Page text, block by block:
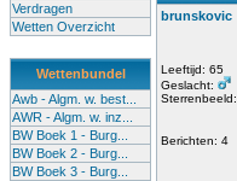
Verdragen
Wetten Overzicht
Wettenbundel
Awb - Algm. w. best...
AWR - Algm. w. inz...
BW Boek 1 - Burg...
BW Boek 2 - Burg...
BW Boek 3 - Burg...
brunskovic
Leeftijd: 65
Geslacht:
Sterrenbeeld:
Berichten: 4